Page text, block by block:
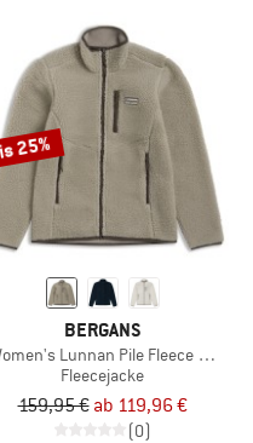
25%
BERGANS
Lunnan Pile Fleece Jacket
Fleecejacke
159,95 € ab 119,96 €
(0)